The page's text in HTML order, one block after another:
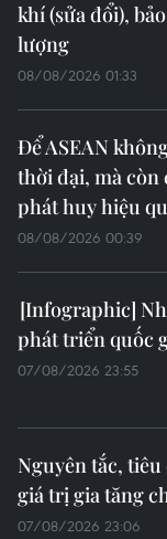
khí (sửa đổi),
lượng
08/08/2026 01:33
Để ASEAN
thời đại, mà còn
phát huy hiệu
08/08/2026 00:39
phát triển quốc
07/08/2026 23:55
Nguyên tắc,
giá trị gia tăng
07/08/2026 23:06